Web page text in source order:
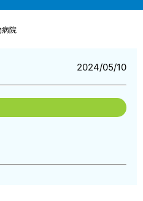
病院
2024/05/10